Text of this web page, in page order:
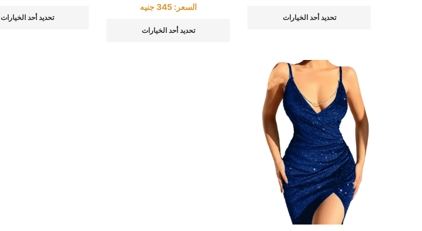
تحديد أحد الخيارات
السعر:345 جنيه
تحديد أحد الخيارات
تحديد أحد الخيارات